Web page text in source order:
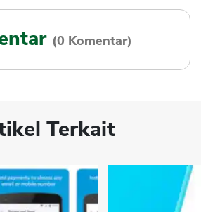
(0 Komentar)
Terkait